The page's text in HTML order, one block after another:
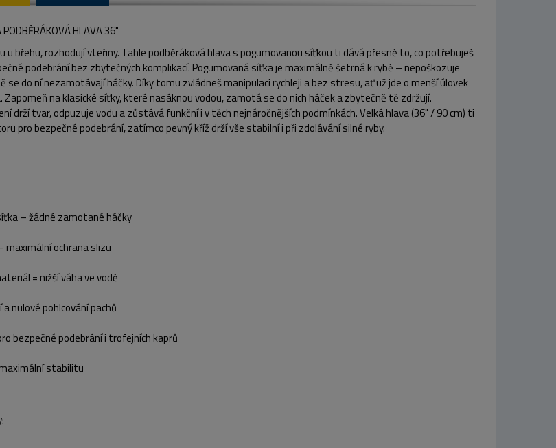
HLAVA 36"
u břehu, rozhodují vteřiny. Tahle podběráková hlava s pogumovanou síťkou ti dává přesně to, co potřebuješ
podebrání bez zbytečných komplikací. Pogumovaná síťka je maximálně šetrná k rybě – nepoškozuje
se do ní nezamotávají háčky. Díky tomu zvládneš manipulaci rychleji a bez stresu, ať už jde o menší úlovek
Zapomeň na klasické síťky, které nasáknou vodou, zamotá se do nich háček a zbytečně tě zdržují.
drží tvar, odpuzuje vodu a zůstává funkční i v těch nejnáročnějších podmínkách. Velká hlava (36" / 90 cm) ti
pro bezpečné podebrání, zatímco pevný kříž drží vše stabilní i při zdolávání silné ryby.
– žádné zamotané háčky
maximální ochrana slizu
= nižší váha ve vodě
nulové pohlcování pachů
bezpečné podebrání i trofejních kaprů
stabilitu